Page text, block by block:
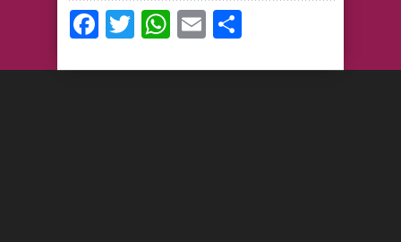
Facebook
TwitterWhatsApp
Email